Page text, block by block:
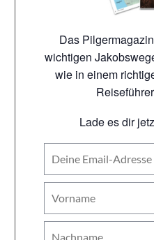
Das Pilgermagazin beschreibt auf 80 Seiten alle
wichtigen
wie in einem
Lade es dir